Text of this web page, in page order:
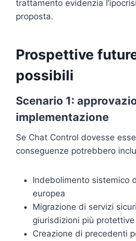
trattamento evidenzia
proposta.
Prospettive
possibili
Scenario 1:
implementazione
Se Chat Control dovesse
conseguenze potrebbero
Indebolimento sistemico
europea
Migrazione di servizi
giurisdizioni più protettive
Creazione di precedenti